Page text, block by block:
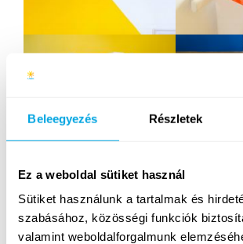
Beleegyezés Részletek
Ez a weboldal sütiket használ
Sütiket használunk a tartalmak és
szabásához, közösségi funkciók
valamint weboldalforgalmunk